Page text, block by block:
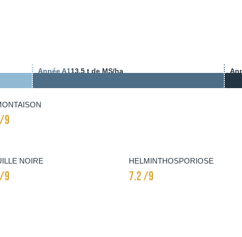
Année A113.5 t de MS/ha
9
NOIRE
9
HELMINTHOSPORIOSE
7.2 /9